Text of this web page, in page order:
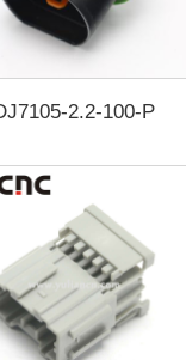
2.2-100-P